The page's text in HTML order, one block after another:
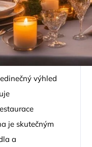
výhled
je skutečným
a